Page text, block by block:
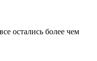
остались более чем